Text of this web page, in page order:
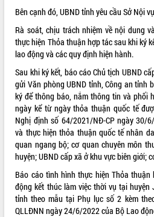
VIDEO
Bên cạnh đó, UBND tỉnh yêu cầu Sở Nội
Rà soát, chịu trách nhiệm về nội dung
thực hiện Thỏa thuận hợp tác sau khi ký
lao động và các quy định hiện hành.
Sau khi ký kết, báo cáo Chủ tịch UBND
gửi Văn phòng UBND tỉnh, Công an tỉnh
ký để thông báo, nắm thông tin và phối
ngày kể từ ngày thỏa thuận quốc tế
Nghị định số 64/2021/NĐ-CP ngày 30/
và thực hiện thỏa thuận quốc tế nhân
quan ngang bộ; cơ quan chuyên môn
huyện; UBND cấp xã ở khu vực biên giới;
Báo cáo tình hình thực hiện Thỏa
động kết thúc làm việc thời vụ tại huyện
tỉnh theo mẫu tại Phụ lục số 2 kèm
QLLĐNN ngày 24/6/2022 của Bộ Lao